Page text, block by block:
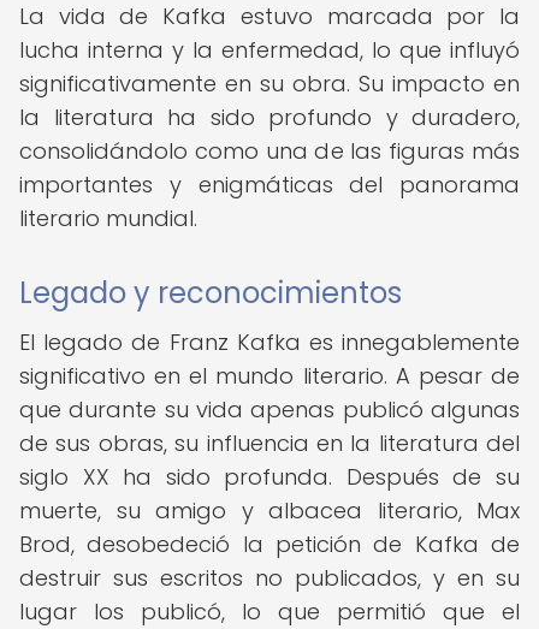
La vida de Kafka estuvo marcada por la
lucha interna y la enfermedad, lo que influyó
significativamente en su obra. Su impacto en
la literatura ha sido profundo y duradero,
consolidándolo como una de las figuras más
importantes y enigmáticas del panorama
literario mundial.
Legado y reconocimientos
El legado de Franz Kafka es innegablemente
significativo en el mundo literario. A pesar de
que durante su vida apenas publicó algunas
de sus obras, su influencia en la literatura del
siglo XX ha sido profunda. Después de su
muerte, su amigo y albacea literario, Max
Brod, desobedeció la petición de Kafka de
destruir sus escritos no publicados, y en su
lugar los publicó, lo que permitió que el